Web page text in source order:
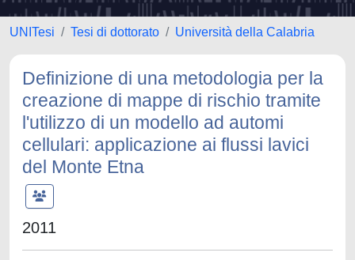
UNITesi Tesi di dottorato Università della Calabria
Definizione di una metodologia per la
creazione di mappe di rischio tramite
l'utilizzo di un modello ad automi
cellulari: applicazione ai flussi lavici
del Monte Etna
2011